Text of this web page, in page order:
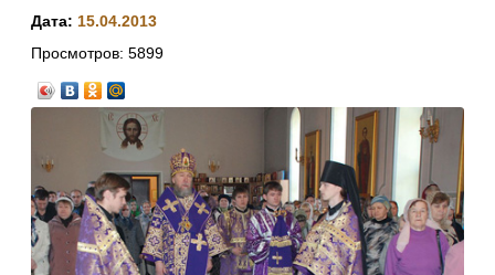
Дата: 15.04.2013
Просмотров: 5899